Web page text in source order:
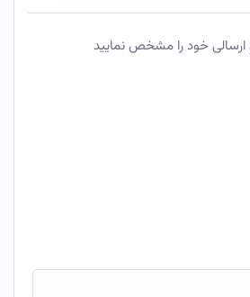
ارسالی خود را مشخص نمایید